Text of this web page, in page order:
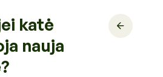
katė
nauja